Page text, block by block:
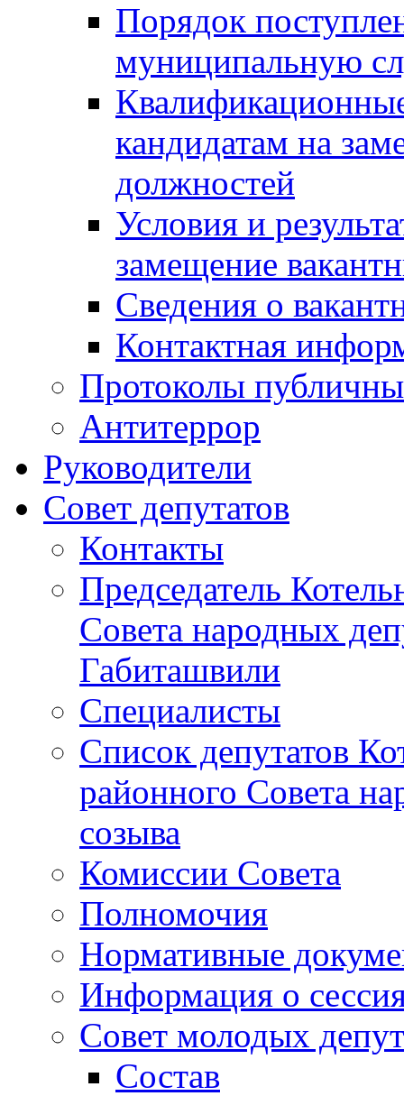
Порядок
муниципальную
кандидатам на
должностей
Условия и
замещение
Сведения о
Контактная
Протоколы
Антитеррор
Руководители
Совет депутатов
Контакты
Председатель
Совета народных
Габиташвили
Специалисты
Список депутатов
районного Совета
созыва
Комиссии Совета
Полномочия
Нормативные
Информация о
Совет молодых
Состав